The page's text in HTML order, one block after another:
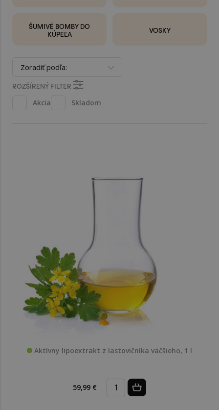
ŠUMIVÉ BOMBY DO
KÚPEĽA
VOSKY
Zoradiť podľa:
ROZŠÍRENÝ FILTER
Akcia
Skladom
Aktívny lipoextrakt z lastovičníka väčšieho, 1 l
59,99 €